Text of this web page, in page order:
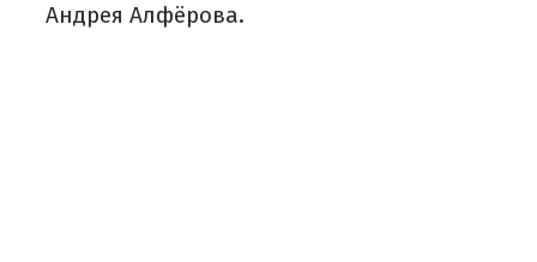
Андрея Алфёрова.